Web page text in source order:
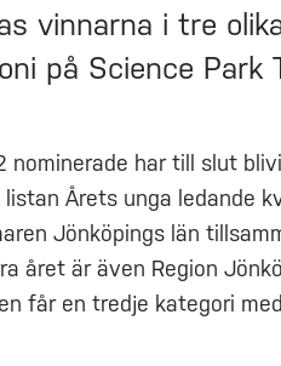
vinnarna i tre
på Science Park
nominerade har till slut
Årets unga ledande
Jönköpings län
året är även Region
får en tredje kategori